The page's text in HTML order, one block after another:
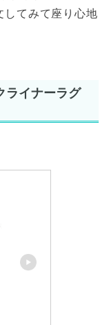
してみて座り心地
ライナーラグ